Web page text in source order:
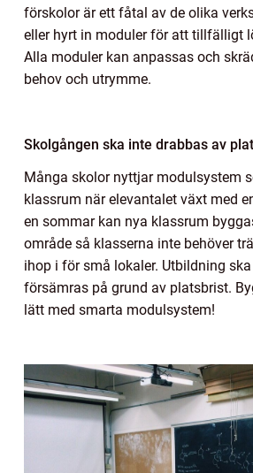
förskolor är ett fåtal av de olika
eller hyrt in moduler för att tillfälligt
Alla moduler kan anpassas och
behov och utrymme.
Skolgången ska inte drabbas av
Många skolor nyttjar modulsystem
klassrum när elevantalet växt med
en sommar kan nya klassrum
område så klasserna inte behöver
ihop i för små lokaler. Utbildning
försämras på grund av platsbrist.
lätt med smarta modulsystem!